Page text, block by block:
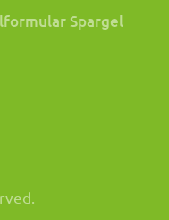
Spargel